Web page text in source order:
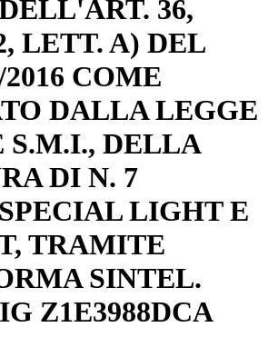
36,
LETT. A) DEL
COME
DALLA LEGGE
S.M.I., DELLA
DI N. 7
LIGHT E
TRAMITE
SINTEL.
Z1E3988DCA